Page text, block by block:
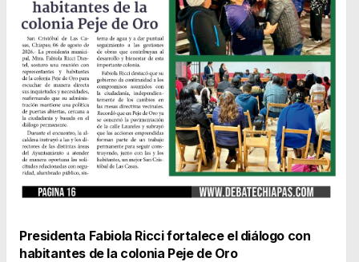
Presidenta Fabiola Ricci fortalece el diálogo con
habitantes de la colonia Peje de Oro